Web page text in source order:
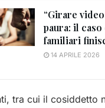
“Girare
paura: il
familiari
14 APRILE 2026
tra cui il cosiddetto